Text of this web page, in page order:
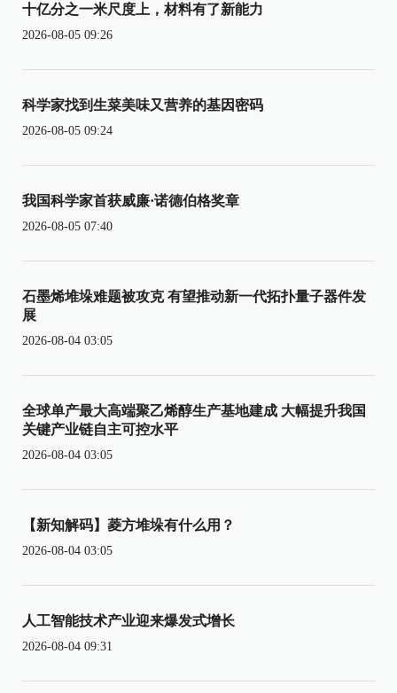
十亿分之一米尺度上，材料有了新能力
2026-08-05 09:26
科学家找到生菜美味又营养的基因密码
2026-08-05 09:24
我国科学家首获威廉·诺德伯格奖章
2026-08-05 07:40
石墨烯堆垛难题被攻克 有望推动新一代拓扑量子器件发
展
2026-08-04 03:05
全球单产最大高端聚乙烯醇生产基地建成 大幅提升我国
关键产业链自主可控水平
2026-08-04 03:05
【新知解码】菱方堆垛有什么用？
2026-08-04 03:05
人工智能技术产业迎来爆发式增长
2026-08-04 09:31